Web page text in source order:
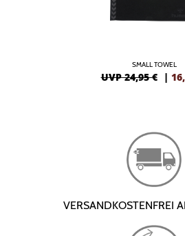
SMALL TOWEL
UVP 24,95 € |
VERSANDKOSTENFREI